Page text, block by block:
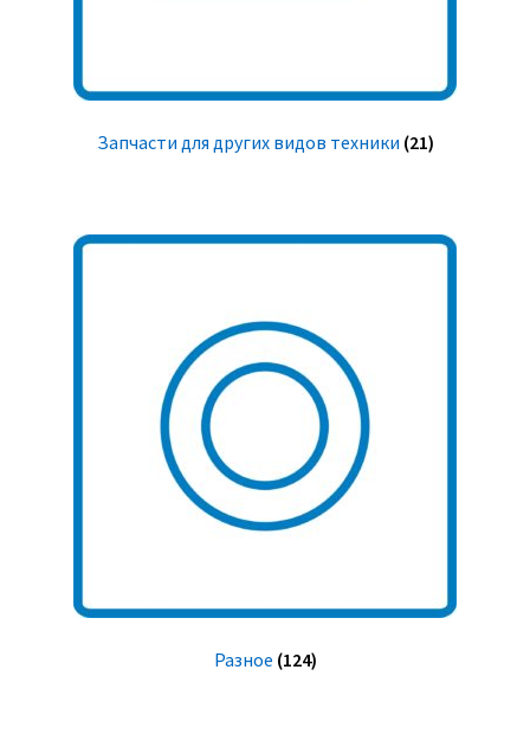
Запчасти для других видов техники (21)
Разное (124)